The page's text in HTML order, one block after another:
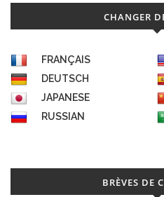
CHANGER
FRANÇAIS
DEUTSCH
JAPANESE
RUSSIAN
BRÈVES DE